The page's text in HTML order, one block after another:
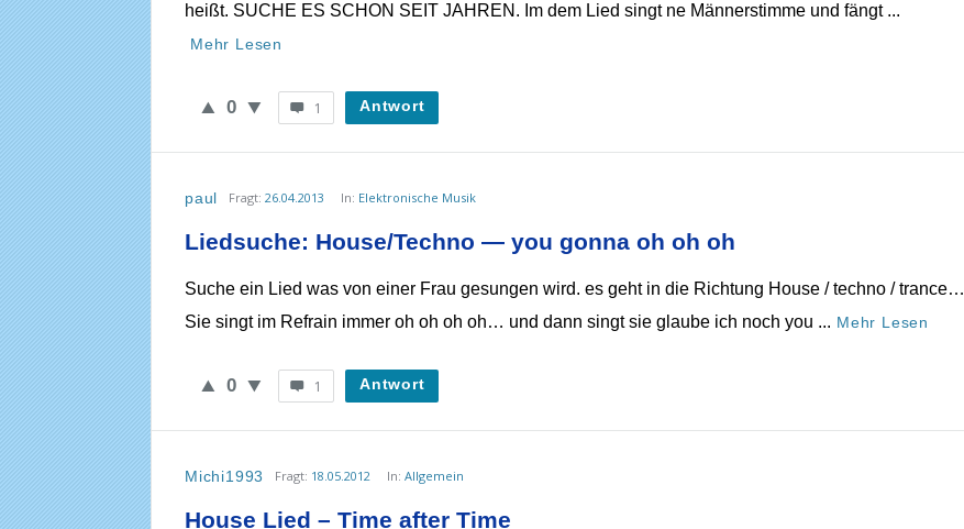
heißt. SUCHE ES SCHON SEIT JAHREN. Im dem Lied singt ne Männerstimme und fängt ...
Mehr Lesen
0 1 Antwort
paul Fragt: 26.04.2013 In: Elektronische Musik
Liedsuche: House/Techno — you gonna oh oh oh
Suche ein Lied was von einer Frau gesungen wird. es geht in die Richtung House / techno / trance…
Sie singt im Refrain immer oh oh oh oh… und dann singt sie glaube ich noch you ... Mehr Lesen
0 1 Antwort
Michi1993 Fragt: 18.05.2012 In:Allgemein
House Lied – Time after Time